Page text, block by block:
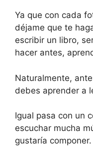
Ya que con cada
déjame que te
escribir un libro,
hacer antes,
Naturalmente,
debes aprender a
Igual pasa con un
escuchar mucha
gustaría componer.